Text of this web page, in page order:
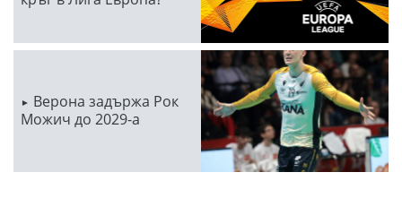
Верона задържа Рок
Можич до 2029-а